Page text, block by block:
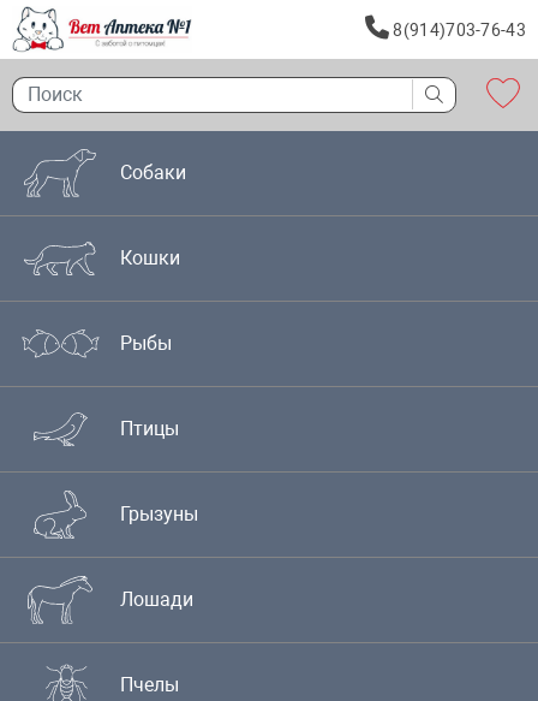
8(914)703-76-43
Собаки
Кошки
Рыбы
Птицы
Грызуны
Лошади
Пчелы